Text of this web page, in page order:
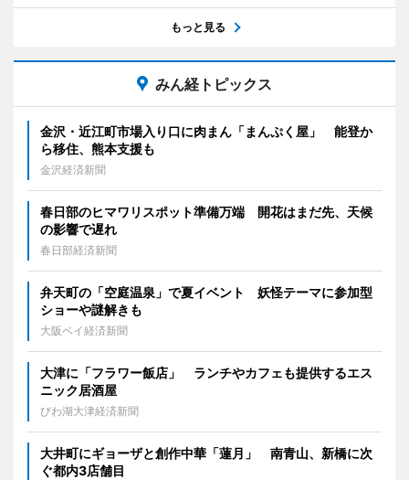
もっと見る
みん経トピックス
金沢・近江町市場入り口に肉まん「まんぷく屋」 能登か
ら移住、熊本支援も
金沢経済新聞
春日部のヒマワリスポット準備万端 開花はまだ先、天候
の影響で遅れ
春日部経済新聞
弁天町の「空庭温泉」で夏イベント 妖怪テーマに参加型
ショーや謎解きも
大阪ベイ経済新聞
大津に「フラワー飯店」 ランチやカフェも提供するエス
ニック居酒屋
びわ湖大津経済新聞
大井町にギョーザと創作中華「蓮月」 南青山、新橋に次
ぐ都内3店舗目